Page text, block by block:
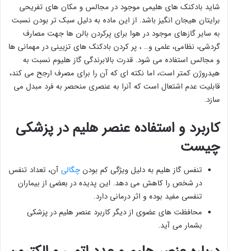
شاید بادکنک های هلیمی موجود در مجالس و مکان های تفریحی
برایتان هیجان انگیز باشد. از این ماده به دلیل سبک تر بودن نسبت
به سایر گازهای موجود در هوا برای پرکردن بالن ها جهت مصارف
گردشی، نظامی، علمی و… ، پر کردن بادکنک های تزیینی در مهمانی ها
و مجالس استفاده می شود. قدرت بالابرندگی گاز هلیوم نسبت به
هیدروژن کمتر است، اما نکته ای که آن را برای مصرف ارجح می کند،
قابلیت عدم اشتعال است که آنرا به عنصری منحصر به فرد مبدل می
سازد.
کاربرد و استفاده عنصر هلیم در پزشکی
چیست
تنفس گاز هلیم به دلیل ویژگی کم بودنچگالی آن، تعداد تنفس
در شخص را کاهش می دهد. این پدیده در بعضی از بیماران
تنفسی مفید بوده و اثر درمانی دارد.
محافظت های عضوی از دیگر کاربرد عنصر هلیم در پزشکی
بشمار می آید.